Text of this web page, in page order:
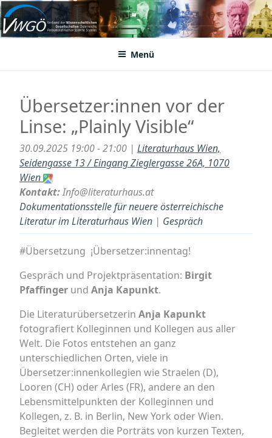
Zum
Inhalt
springenVWGÖ
Federation of Austrian Scientific Societies
Menü
Übersetzer:innen vor der
Linse: „Plainly Visible“
30.09.2025 19:00 - 21:00 | Literaturhaus Wien,
Seidengasse 13 / Eingang Zieglergasse 26A, 1070
Wien
Kontakt:Info@literaturhaus.at
Dokumentationsstelle für neuere österreichische
Literatur im Literaturhaus Wien | Gespräch
#Übersetzung ¡Übersetzer:innentag!
Gespräch und Projektpräsentation: Birgit
Pfaffinger und Anja Kapunkt.
Die Literaturübersetzerin Anja Kapunkt
fotografiert Kolleginnen und Kollegen aus aller
Welt. Die Fotos entstehen an ganz
unterschiedlichen Orten, viele in
Übersetzer:innenkollegien wie Straelen (D),
Looren (CH) oder Arles (FR), andere an den
Lebensmittelpunkten der Kolleginnen und
Kollegen, z. B. in Berlin, New York oder Wien.
Begleitet werden die Porträts von kurzen Texten,